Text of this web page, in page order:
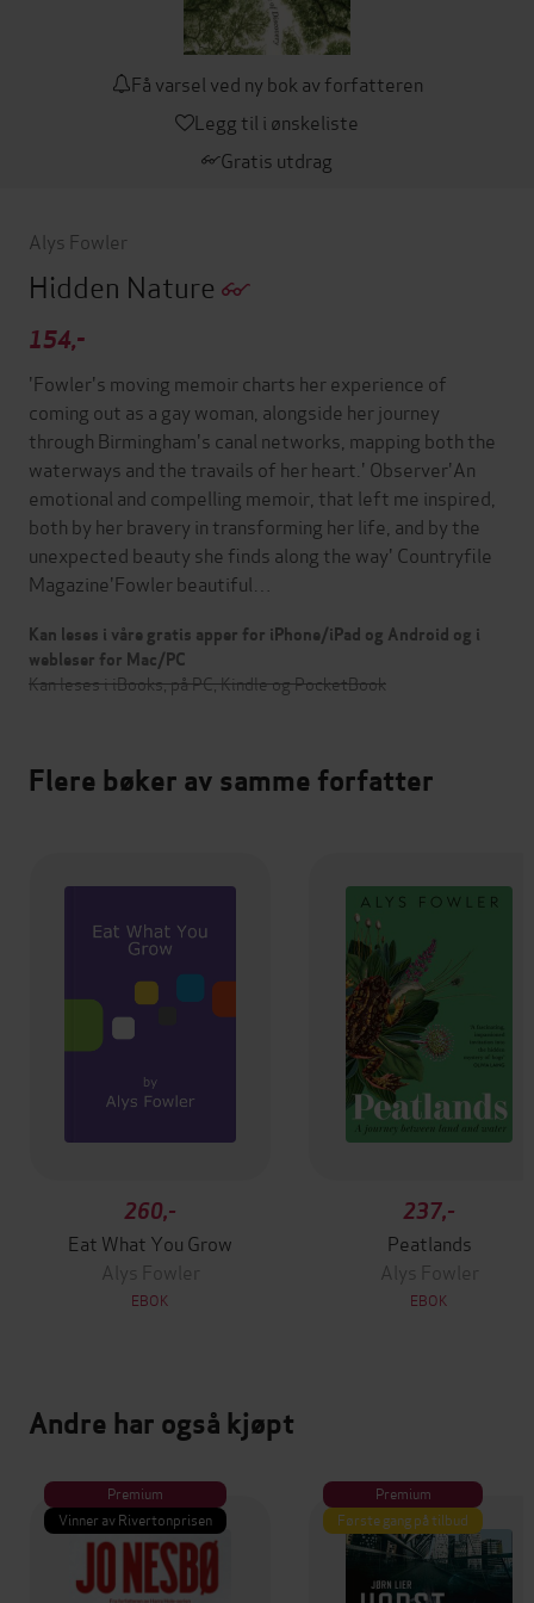
Få varsel ved ny bok av forfatteren
Legg til i ønskeliste
Gratis utdrag
Alys Fowler
Hidden Nature
154,-
'Fowler's moving memoir charts her experience of
coming out as a gay woman, alongside her journey
through Birmingham's canal networks, mapping both the
waterways and the travails of her heart.' Observer'An
emotional and compelling memoir, that left me inspired,
both by her bravery in transforming her life, and by the
unexpected beauty she finds along the way' Countryfile
Magazine'Fowler beautiful…
Kan leses i våre gratis apper for iPhone/iPad og Android og i
webleser for Mac/PC
Kan leses i iBooks, på PC, Kindle og PocketBook
Flere bøker av samme forfatter
260,-
Eat What You Grow
Alys Fowler
EBOK
237,-
Peatlands
Alys Fowler
EBOK
Andre har også kjøpt
Premium
Vinner av Rivertonprisen
Premium
Første gang på tilbud